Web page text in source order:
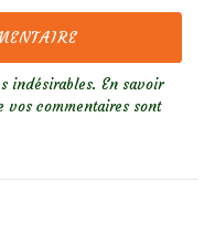
indésirables. En savoir
vos commentaires sont